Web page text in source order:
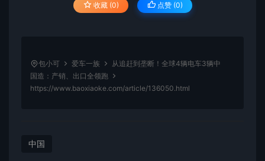
收藏 (0) 点赞 (0)
包小可 爱车一族
从追赶到垄断！全球4辆电车3辆中
国造：产销、出口全领跑
https://www.baoxiaoke.com/article/136050.html
中国